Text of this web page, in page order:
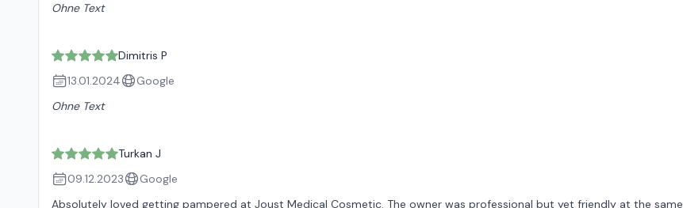
Ohne Text
Dimitris P
13.01.2024
Google
Ohne Text
Turkan J
09.12.2023
Google
Absolutely loved getting pampered at Joust Medical Cosmetic. The owner was professional but yet friendly at the same